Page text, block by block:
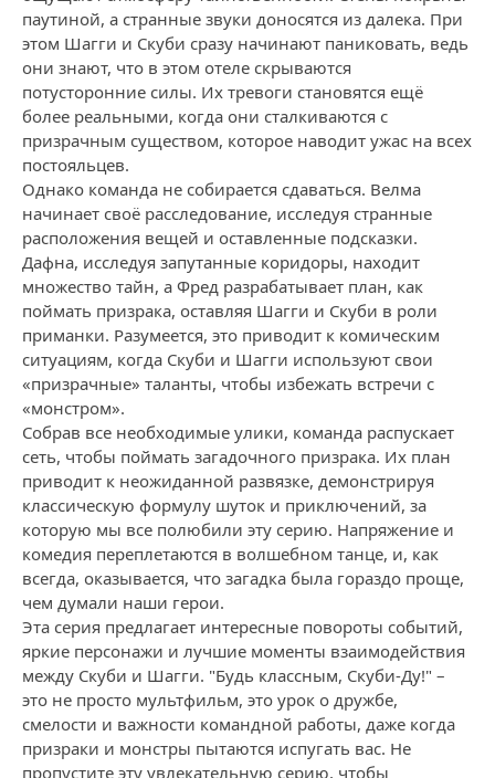
паутиной, а странные звуки доносятся из далека. При
этом Шагги и Скуби сразу начинают паниковать, ведь
они знают, что в этом отеле скрываются
потусторонние силы. Их тревоги становятся ещё
более реальными, когда они сталкиваются с
призрачным существом, которое наводит ужас на всех
постояльцев.
Однако команда не собирается сдаваться. Велма
начинает своё расследование, исследуя странные
расположения вещей и оставленные подсказки.
Дафна, исследуя запутанные коридоры, находит
множество тайн, а Фред разрабатывает план, как
поймать призрака, оставляя Шагги и Скуби в роли
приманки. Разумеется, это приводит к комическим
ситуациям, когда Скуби и Шагги используют свои
«призрачные» таланты, чтобы избежать встречи с
«монстром».
Собрав все необходимые улики, команда распускает
сеть, чтобы поймать загадочного призрака. Их план
приводит к неожиданной развязке, демонстрируя
классическую формулу шуток и приключений, за
которую мы все полюбили эту серию. Напряжение и
комедия переплетаются в волшебном танце, и, как
всегда, оказывается, что загадка была гораздо проще,
чем думали наши герои.
Эта серия предлагает интересные повороты событий,
яркие персонажи и лучшие моменты взаимодействия
между Скуби и Шагги. "Будь классным, Скуби-Ду!" –
это не просто мультфильм, это урок о дружбе,
смелости и важности командной работы, даже когда
призраки и монстры пытаются испугать вас. Не
пропустите эту увлекательную серию, чтобы